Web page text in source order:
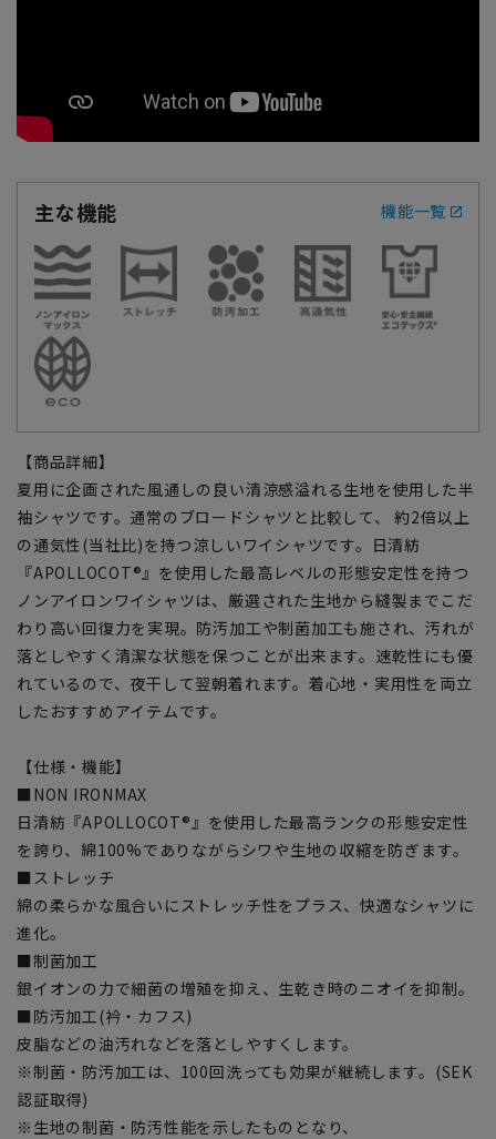
主な機能 機能一覧
【商品詳細】
夏用に企画された風通しの良い清涼感溢れる生地を使用した半
袖シャツです。通常のブロードシャツと比較して、 約2倍以上
の通気性(当社比)を持つ涼しいワイシャツです。日清紡
『APOLLOCOT®』を使用した最高レベルの形態安定性を持つ
ノンアイロンワイシャツは、厳選された生地から縫製までこだ
わり高い回復力を実現。防汚加工や制菌加工も施され、汚れが
落としやすく清潔な状態を保つことが出来ます。速乾性にも優
れているので、夜干して翌朝着れます。着心地・実用性を両立
したおすすめアイテムです。
【仕様・機能】
■NON IRONMAX
日清紡『APOLLOCOT®』を使用した最高ランクの形態安定性
を誇り、綿100%でありながらシワや生地の収縮を防ぎます。
■ストレッチ
綿の柔らかな風合いにストレッチ性をプラス、快適なシャツに
進化。
■制菌加工
銀イオンの力で細菌の増殖を抑え、生乾き時のニオイを抑制。
■防汚加工(衿・カフス)
皮脂などの油汚れなどを落としやすくします。
※制菌・防汚加工は、100回洗っても効果が継続します。(SEK
認証取得)
※生地の制菌・防汚性能を示したものとなり、